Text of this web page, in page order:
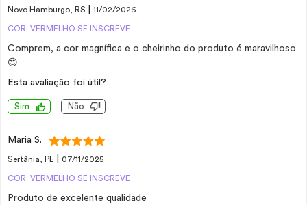
Novo Hamburgo, RS 11/02/2026
COR: VERMELHO SE INSCREVE
Comprem, a cor magnífica e o cheirinho do produto é maravilhoso
😍
Esta avaliação foi útil?
Sim Não
Maria S.
Sertânia, PE 07/11/2025
COR: VERMELHO SE INSCREVE
Produto de excelente qualidade